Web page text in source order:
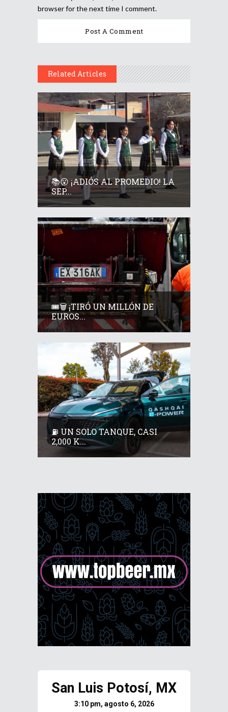
browser for the next time I comment.
Related Articles
📚😮 ¡ADIÓS AL PROMEDIO! LA
SEP...
🎟️🗑️ ¡TIRÓ UN MILLÓN DE
EUROS...
⛽ UN SOLO TANQUE, CASI
2,000 K...
San Luis Potosí, MX
3:10 pm, agosto 6, 2026